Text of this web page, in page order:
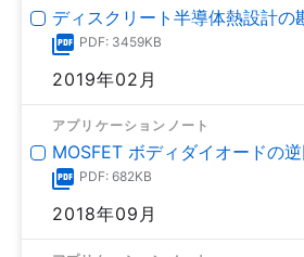
ディスクリート半導体熱設計の
PDF: 3459KB
2019年02月
アプリケーションノート
MOSFET ボディダイオードの
PDF: 682KB
2018年09月